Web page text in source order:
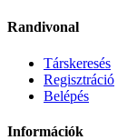
Randivonal
Társkeresés
Regisztráció
Belépés
Információk